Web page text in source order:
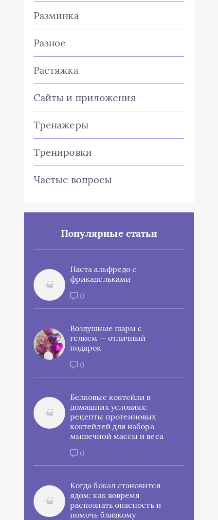
Разминка
Разное
Растяжка
Сайты и приложения
Тренажеры
Тренировки
Частые вопросы
Популярные статьи
Паста альфредо с
фрикадельками
0
Воздушные шары с
гелием — отличный
подарок
0
Белковые коктейли в
домашних условиях:
рецепты протеиновых
коктейлей для набора
мышечной массы и веса
0
Когда бокал становится
ядом: как вовремя
распознать опасность и
помочь близкому